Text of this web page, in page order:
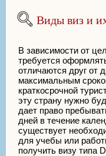
Виды виз и
В зависимости от
требуется
отличаются друг от
максимальным
краткосрочной
эту страну нужно
дает право
дней в течение
существует
для учебы или
получить визу типа